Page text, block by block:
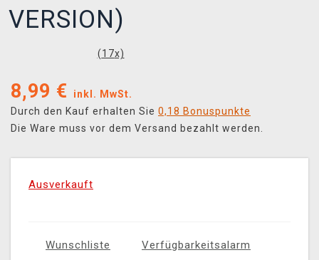
VERSION)
(17x)
8,99 €
inkl. MwSt.
Durch den Kauf erhalten Sie 0,18 Bonuspunkte
Die Ware muss vor dem Versand bezahlt werden.
Ausverkauft
Wunschliste Verfügbarkeitsalarm